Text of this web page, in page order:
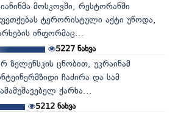
მოსკოვში, რესტორანში
ტერორისტული აქტი უწოდა,
ინფორმაც...
5227ნახვა
ზელენსკის ცნობით, უკრაინამ
ჩაძირა და სამ
ქარხა...
5212ნახვა